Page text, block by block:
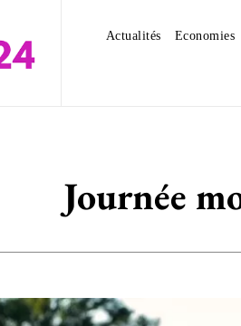
Actualités Economies
Journée